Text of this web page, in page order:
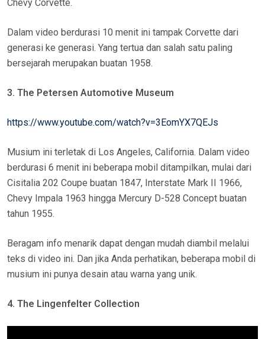
Chevy Corvette.
Dalam video berdurasi 10 menit ini tampak Corvette dari
generasi ke generasi. Yang tertua dan salah satu paling
bersejarah merupakan buatan 1958.
3. The Petersen Automotive Museum
https://www.youtube.com/watch?v=3EomYX7QEJs
Musium ini terletak di Los Angeles, California. Dalam video
berdurasi 6 menit ini beberapa mobil ditampilkan, mulai dari
Cisitalia 202 Coupe buatan 1847, Interstate Mark II 1966,
Chevy Impala 1963 hingga Mercury D-528 Concept buatan
tahun 1955.
Beragam info menarik dapat dengan mudah diambil melalui
teks di video ini. Dan jika Anda perhatikan, beberapa mobil di
musium ini punya desain atau warna yang unik.
4. The Lingenfelter Collection